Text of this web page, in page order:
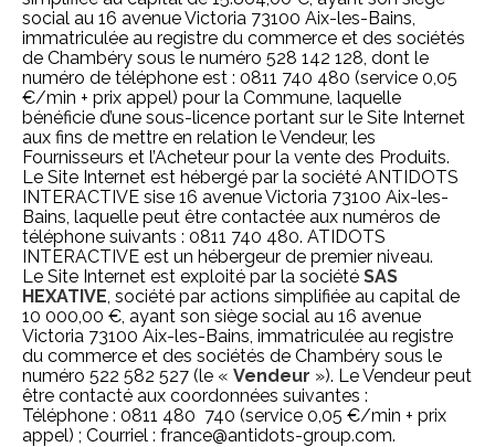
social au 16 avenue Victoria 73100 Aix-les-Bains,
immatriculée au registre du commerce et des sociétés
de Chambéry sous le numéro 528 142 128, dont le
numéro de téléphone est : 0811 740 480 (service 0,05
€/min + prix appel) pour la Commune, laquelle
bénéficie d’une sous-licence portant sur le Site Internet
aux fins de mettre en relation le Vendeur, les
Fournisseurs et l’Acheteur pour la vente des Produits.
Le Site Internet est hébergé par la société ANTIDOTS
INTERACTIVE sise 16 avenue Victoria 73100 Aix-les-
Bains, laquelle peut être contactée aux numéros de
téléphone suivants : 0811 740 480. ATIDOTS
INTERACTIVE est un hébergeur de premier niveau.
Le Site Internet est exploité par la société SAS
HEXATIVE, société par actions simplifiée au capital de
10 000,00 €, ayant son siège social au 16 avenue
Victoria 73100 Aix-les-Bains, immatriculée au registre
du commerce et des sociétés de Chambéry sous le
numéro 522 582 527 (le « Vendeur »). Le Vendeur peut
être contacté aux coordonnées suivantes :
Téléphone : 0811 480 740 (service 0,05 €/min + prix
appel) ; Courriel : france@antidots-group.com.